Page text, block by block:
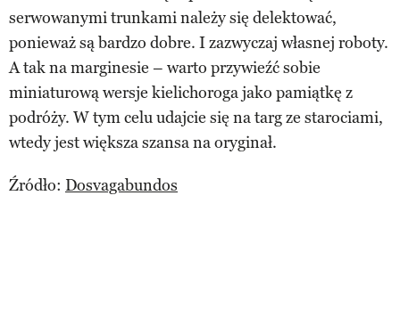
serwowanymi trunkami należy się delektować,
ponieważ są bardzo dobre. I zazwyczaj własnej roboty.
A tak na marginesie – warto przywieźć sobie
miniaturową wersje kielichoroga jako pamiątkę z
podróży. W tym celu udajcie się na targ ze starociami,
wtedy jest większa szansa na oryginał.
Źródło: Dosvagabundos